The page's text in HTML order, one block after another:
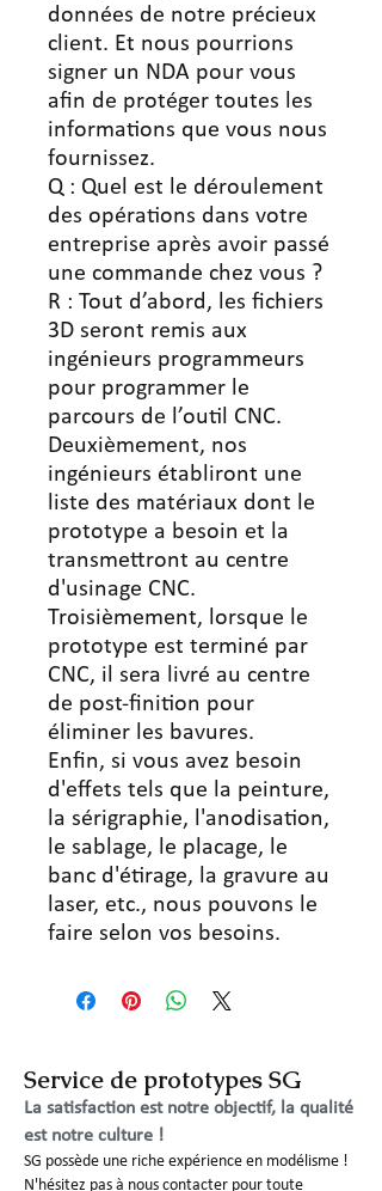
données de notre précieux
client. Et nous pourrions
signer un NDA pour vous
afin de protéger toutes les
informations que vous nous
fournissez.
Q : Quel est le déroulement
des opérations dans votre
entreprise après avoir passé
une commande chez vous ?
R : Tout d’abord, les fichiers
3D seront remis aux
ingénieurs programmeurs
pour programmer le
parcours de l’outil CNC.
Deuxièmement, nos
ingénieurs établiront une
liste des matériaux dont le
prototype a besoin et la
transmettront au centre
d'usinage CNC.
Troisièmement, lorsque le
prototype est terminé par
CNC, il sera livré au centre
de post-finition pour
éliminer les bavures.
Enfin, si vous avez besoin
d'effets tels que la peinture,
la sérigraphie, l'anodisation,
le sablage, le placage, le
banc d'étirage, la gravure au
laser, etc., nous pouvons le
faire selon vos besoins.
Service de prototypes SG
La satisfaction est notre objectif, la qualité
est notre culture !
SG possède une riche expérience en modélisme !
N'hésitez pas à nous contacter pour toute